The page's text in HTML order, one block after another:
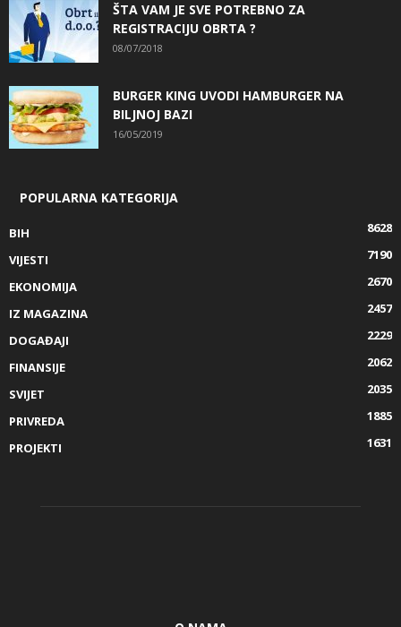
ŠTA VAM JE SVE POTREBNO ZA
REGISTRACIJU OBRTA ?
08/07/2018
BURGER KING UVODI HAMBURGER NA
BILJNOJ BAZI
16/05/2019
POPULARNA KATEGORIJA
BIH
8628
VIJESTI
7190
EKONOMIJA
2670
IZ MAGAZINA
2457
DOGAĐAJI
2229
FINANSIJE
2062
SVIJET
2035
PRIVREDA
1885
PROJEKTI
1631